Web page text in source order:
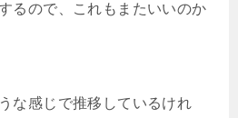
るので、これもまたいいのか
な感じで推移しているけれ